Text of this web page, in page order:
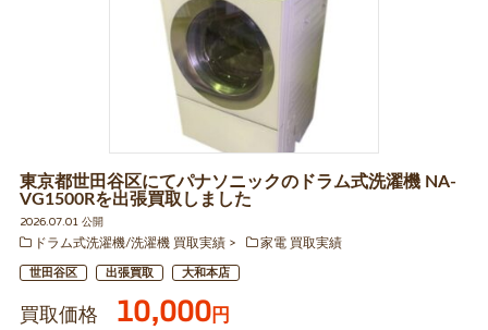
東京都世田谷区にてパナソニックのドラム式洗濯機 NA-
VG1500Rを出張買取しました
2026.07.01 公開
ドラム式洗濯機/洗濯機 買取実績
家電 買取実績
世田谷区 出張買取 大和本店
買取価格 10,000円